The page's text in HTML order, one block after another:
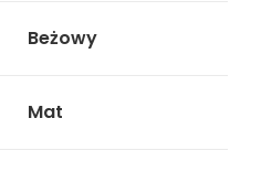
Beżowy
Mat